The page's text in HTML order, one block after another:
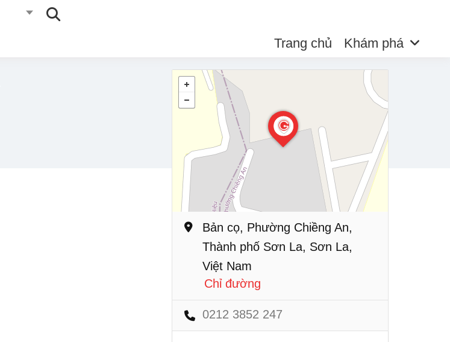
Trang chủ Khám phá
Bản cọ, Phường Chiềng An,
Thành phố Sơn La, Sơn La,
Việt Nam
Chỉ đường
0212 3852 247